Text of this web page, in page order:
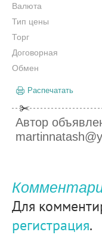
Валюта
Тип цены
Торг
Договорная
Обмен
Распечатать
Автор
Для
регистрация.